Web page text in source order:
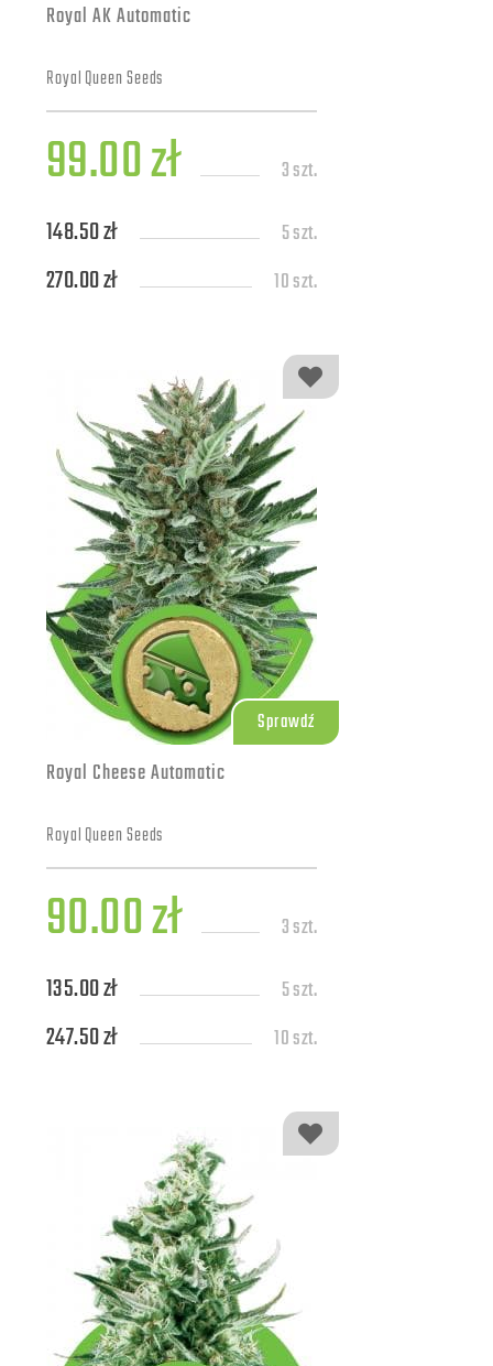
Royal AK Automatic
Royal Queen Seeds
99.00 zł 3 szt.
148.50 zł 5 szt.
270.00 zł 10 szt.
Sprawdź
Royal Cheese Automatic
Royal Queen Seeds
90.00 zł 3 szt.
135.00 zł 5 szt.
247.50 zł 10 szt.